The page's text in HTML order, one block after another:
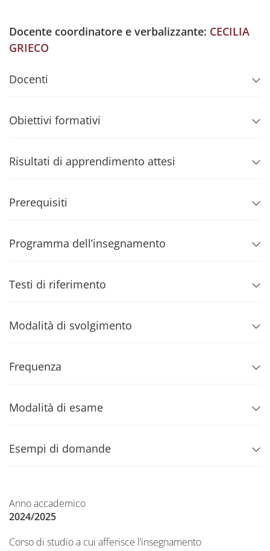
Docente coordinatore e verbalizzante: CECILIA
GRIECO
Docenti
Obiettivi formativi
Risultati di apprendimento attesi
Prerequisiti
Programma dell’insegnamento
Testi di riferimento
Modalità di svolgimento
Frequenza
Modalità di esame
Esempi di domande
Anno accademico
2024/2025
Corso di studio a cui afferisce l’insegnamento